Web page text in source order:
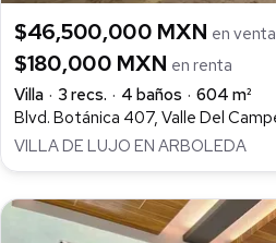
$46,500,000 MXN en venta
$180,000 MXN en renta
Villa
3 recs. 4 baños
604 m²
VILLA DE LUJO EN ARBOLEDA